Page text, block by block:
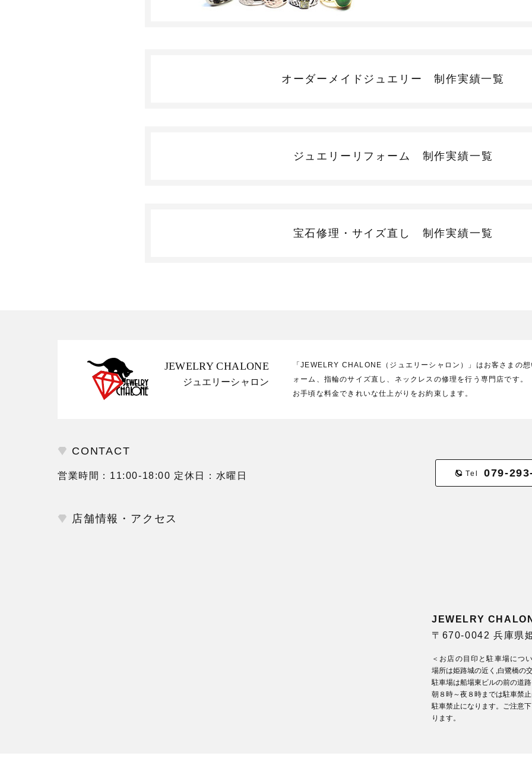
オーダーメイドジュエリー制作実績一覧
ジュエリーリフォーム 制作実績一覧
宝石修理・サイズ直し 制作実績一覧
JEWELRY CHALONE
ジュエリーシャロン
「JEWELRY CHALONE（ジュエリーシャロン）」はお客さまの
ォーム、指輪のサイズ直し、ネックレスの修理を行う専門店です。
お手頃な料金できれいな仕上がりをお約束します。
CONTACT
営業時間：11:00-18:00 定休日：水曜日 Tel 079-
店舗情報・アクセス
JEWELRY
〒670-0042 兵庫県
＜お店の目印と駐車場につ
場所は姫路城の近く,白鷺橋の
駐車場は船場東ビルの前の道
朝８時～夜８時までは駐車禁
駐車禁止になります。ご注意
ります。